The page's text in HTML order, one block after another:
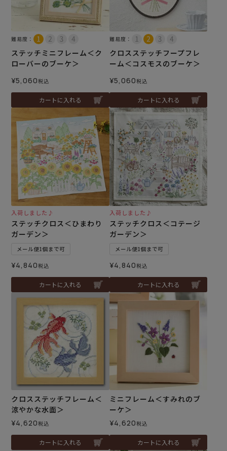
難易度：
ステッチミニフレーム＜ク
ローバーのブーケ＞
¥5,060税込
カートに入れる
難易度：
クロスステッチフープフレ
ーム＜コスモスのブーケ＞
¥5,060税込
カートに入れる
入荷しました♪
ステッチクロス＜ひまわり
ガーデン＞
メール便1個まで可
¥4,840税込
カートに入れる
入荷しました♪
ステッチクロス＜コテージ
ガーデン＞
メール便1個まで可
¥4,840税込
カートに入れる
クロスステッチフレーム＜
涼やかな水面＞
¥4,620税込
カートに入れる
ミニフレーム＜すみれのブ
ーケ＞
¥4,620税込
カートに入れる